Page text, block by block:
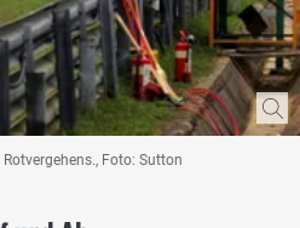
Foto: Sutton